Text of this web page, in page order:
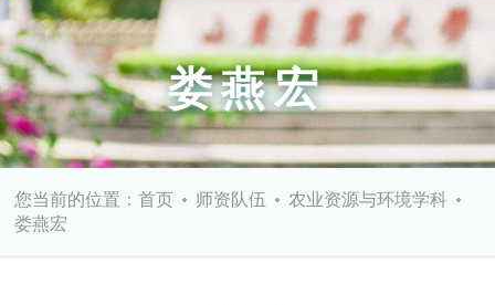
娄燕宏
您当前的位置：首页 师资队伍
农业资源与环境学科
娄燕宏